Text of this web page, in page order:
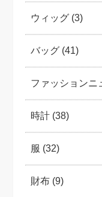
ウィッグ (3)
バッグ (41)
ファッションニ
時計 (38)
服 (32)
財布 (9)